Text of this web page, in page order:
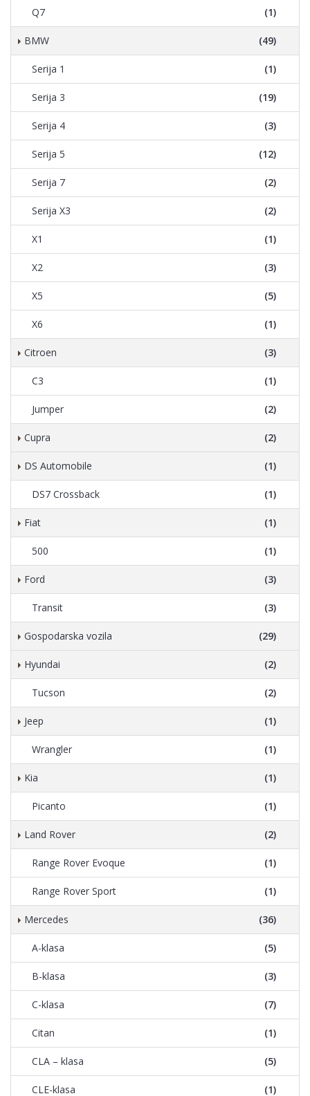
Q7 (1)
BMW (49)
Serija 1 (1)
Serija 3 (19)
Serija 4 (3)
Serija 5 (12)
Serija 7 (2)
Serija X3 (2)
X1 (1)
X2 (3)
X5 (5)
X6 (1)
Citroen (3)
C3 (1)
Jumper (2)
Cupra (2)
DS Automobile (1)
DS7 Crossback (1)
Fiat (1)
500 (1)
Ford (3)
Transit (3)
Gospodarska vozila (29)
Hyundai (2)
Tucson (2)
Jeep (1)
Wrangler (1)
Kia (1)
Picanto (1)
Land Rover (2)
Range Rover Evoque (1)
Range Rover Sport (1)
Mercedes (36)
A-klasa (5)
B-klasa (3)
C-klasa (7)
Citan (1)
CLA – klasa (5)
CLE-klasa (1)